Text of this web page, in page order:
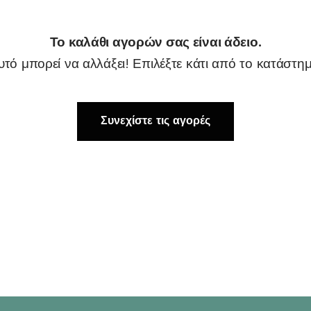
Το καλάθι αγορών σας είναι άδειο.
μπορεί να αλλάξει! Επιλέξτε κάτι από το
Συνεχίστε τις αγορές